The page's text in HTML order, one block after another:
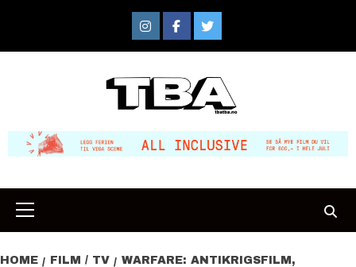
content
InstagramFacebook
Twitter
Primary
Menu
HOME FILM / TV
WARFARE: ANTIKRIGSFILM,